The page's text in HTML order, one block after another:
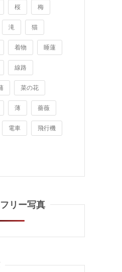
桜 梅
滝 猫
着物 睡蓮
線路
菜の花
薄 薔薇
電車 飛行機
リー写真